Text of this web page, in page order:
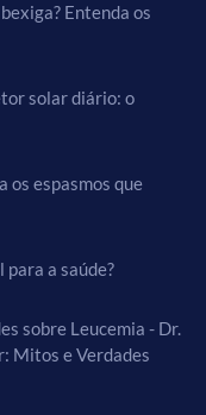
Entenda os
solar diário: o
os espasmos que
para a saúde?
sobre Leucemia - Dr.
Mitos e Verdades